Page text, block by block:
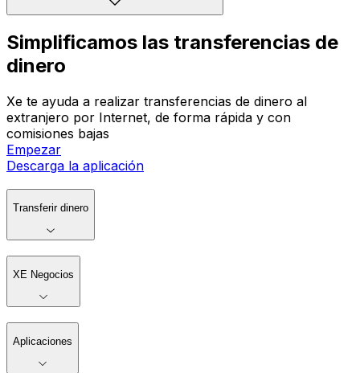
Simplificamos las transferencias de
dinero
Xe te ayuda a realizar transferencias de dinero al
extranjero por Internet, de forma rápida y con
comisiones bajas
Empezar
Descarga la aplicación
Transferir dinero
XE Negocios
Aplicaciones